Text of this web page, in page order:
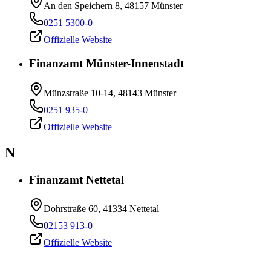
An den Speichern 8, 48157 Münster
0251 5300-0
Offizielle Website
Finanzamt Münster-Innenstadt
Münzstraße 10-14, 48143 Münster
0251 935-0
Offizielle Website
N
Finanzamt Nettetal
Dohrstraße 60, 41334 Nettetal
02153 913-0
Offizielle Website